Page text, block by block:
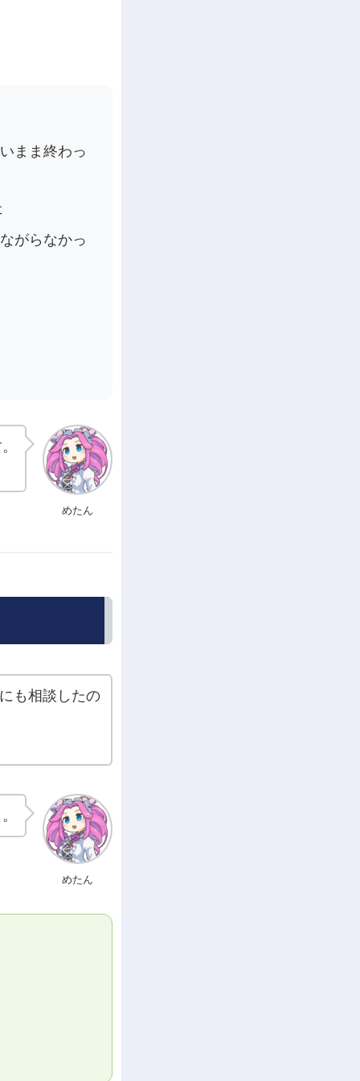
まま終わっ
がらなかっ
めたん
も相談したの
めたん